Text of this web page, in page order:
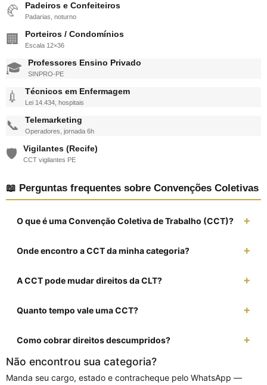
🥐 Padeiros e Confeiteiros
Padarias, noturno
🏢 Porteiros / Condomínios
Escala 12×36
🎓 Professores Ensino Privado
SINPRO-PE
💉 Técnicos em Enfermagem
Lei 14.434, hospitais
📞 Telemarketing
Operadores, jornada 6h
🛡️ Vigilantes (Recife)
CCT vigilantes PE
📖 Perguntas frequentes sobre Convenções Coletivas
O que é uma Convenção Coletiva de Trabalho (CCT)?
Onde encontro a CCT da minha categoria?
A CCT pode mudar direitos da CLT?
Quanto tempo vale uma CCT?
Como cobrar direitos descumpridos?
Não encontrou sua categoria?
Manda seu cargo, estado e contracheque pelo WhatsApp —